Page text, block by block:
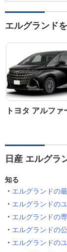
エルグランド
トヨタ アルファ
日産 エルグラ
知る
エルグランドの
エルグランドの
エルグランドの
エルグランドの
エルグランドの